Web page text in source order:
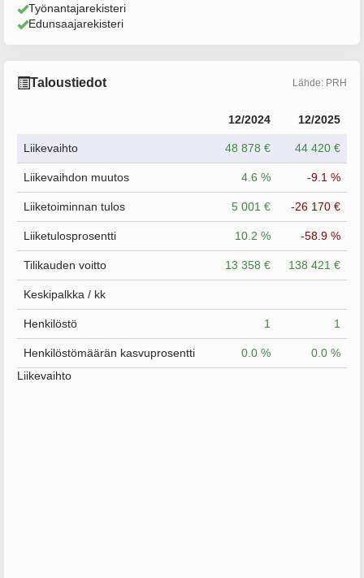
Työnantajarekisteri
Edunsaajarekisteri
Taloustiedot Lähde: PRH
12/2024 12/2025
Liikevaihto 48 878 € 44 420 €
Liikevaihdon muutos 4.6 % -9.1 %
Liiketoiminnan tulos 5 001 € -26 170 €
Liiketulosprosentti 10.2 % -58.9 %
Tilikauden voitto 13 358 € 138 421 €
Keskipalkka / kk
Henkilöstö 1 1
Henkilöstömäärän kasvuprosentti 0.0 %
0.0 %
Liikevaihto